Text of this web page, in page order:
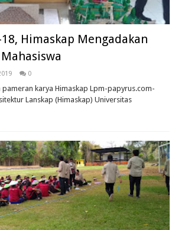
Himaskap Mengadakan
0
karya Himaskap Lpm-papyrus.com-
Lanskap (Himaskap) Universitas